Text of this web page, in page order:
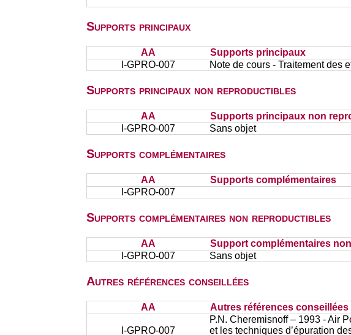
Supports principaux
AA
Supports principaux
I-GPRO-007
Note de cours - Traitement des
Supports principaux non reproductibles
AA
Supports principaux non
I-GPRO-007
Sans objet
Supports complémentaires
AA
Supports complémentaires
I-GPRO-007
Supports complémentaires non reproductibles
AA
Support complémentaires
I-GPRO-007
Sans objet
Autres références conseillées
AA Autres références conseillées
I-GPRO-007
P.N. Cheremisnoff – 1993 - Air
et les techniques d’épuration